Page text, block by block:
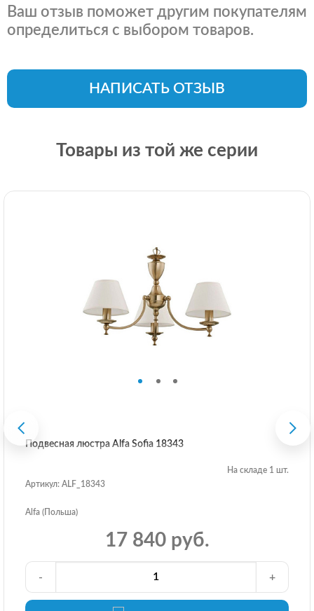
Ваш отзыв поможет другим покупателям
определиться с выбором товаров.
НАПИСАТЬ ОТЗЫВ
Товары из той же серии
Подвесная люстра Alfa Sofia 18343
На складе 1 шт.
Артикул: ALF_18343
Alfa (Польша)
17 840 руб.
- +